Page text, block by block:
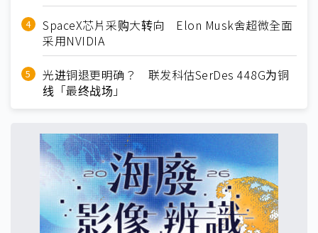
SpaceX芯片采购大转向 Elon Musk舍超微全面
采用NVIDIA
光进铜退更明确？ 联发科估SerDes 448G为铜
线「最终战场」